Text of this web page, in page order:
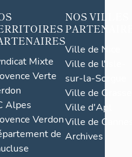
Mixte
Verte
Alpes
Verdon
de
NOS VILLES
Ville de Nice
Ville de l'Isle-
sur-la-Sorgue
Ville de Grasse
Ville d'Apt
Ville de
Archives